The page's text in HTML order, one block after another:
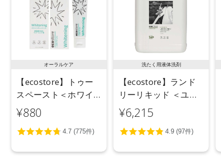
オーラルケア
【ecostore】トゥー
スペースト＜ホワイ
トニング＞ 100g
¥880
洗たく用液体洗剤
【ecostore】ランド
リーリキッド ＜ユー
カリ＞ 5L
¥6,215